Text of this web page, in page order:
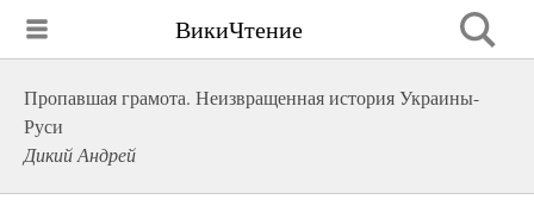
ВикиЧтение
Пропавшая грамота. Неизвращенная история Украины-
Руси
Дикий Андрей